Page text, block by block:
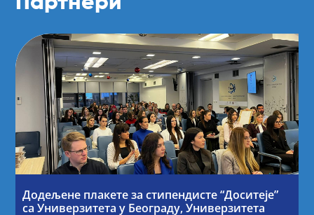
Додељене плакете за стипендисте “Доситеје”
са Универзитета у Београду, Универзитета